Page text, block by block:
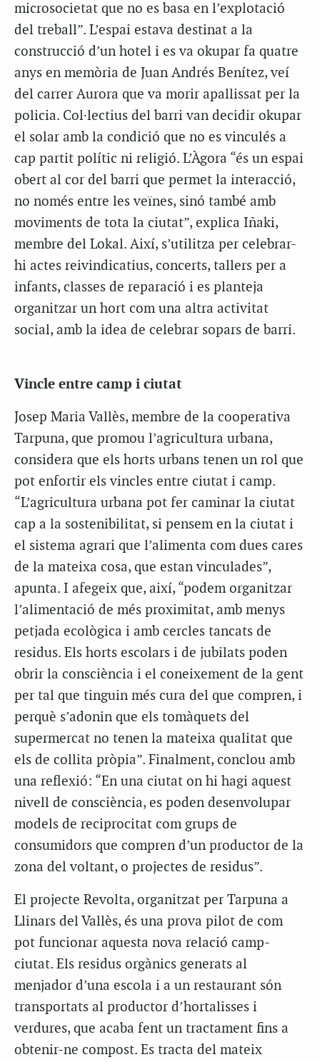
microsocietat que no es basa en l’explotació
del treball”. L’espai estava destinat a la
construcció d’un hotel i es va okupar fa quatre
anys en memòria de Juan Andrés Benítez, veí
del carrer Aurora que va morir apallissat per la
policia. Col·lectius del barri van decidir okupar
el solar amb la condició que no es vinculés a
cap partit polític ni religió. L’Àgora “és un espai
obert al cor del barri que permet la interacció,
no només entre les veïnes, sinó també amb
moviments de tota la ciutat”, explica Iñaki,
membre del Lokal. Així, s’utilitza per celebrar-
hi actes reivindicatius, concerts, tallers per a
infants, classes de reparació i es planteja
organitzar un hort com una altra activitat
social, amb la idea de celebrar sopars de barri.
Vincle entre camp i ciutat
Josep Maria Vallès, membre de la cooperativa
Tarpuna, que promou l’agricultura urbana,
considera que els horts urbans tenen un rol que
pot enfortir els vincles entre ciutat i camp.
“L’agricultura urbana pot fer caminar la ciutat
cap a la sostenibilitat, si pensem en la ciutat i
el sistema agrari que l’alimenta com dues cares
de la mateixa cosa, que estan vinculades”,
apunta. I afegeix que, així, “podem organitzar
l’alimentació de més proximitat, amb menys
petjada ecològica i amb cercles tancats de
residus. Els horts escolars i de jubilats poden
obrir la consciència i el coneixement de la gent
per tal que tinguin més cura del que compren, i
perquè s’adonin que els tomàquets del
supermercat no tenen la mateixa qualitat que
els de collita pròpia”. Finalment, conclou amb
una reflexió: “En una ciutat on hi hagi aquest
nivell de consciència, es poden desenvolupar
models de reciprocitat com grups de
consumidors que compren d’un productor de la
zona del voltant, o projectes de residus”.
El projecte Revolta, organitzat per Tarpuna a
Llinars del Vallès, és una prova pilot de com
pot funcionar aquesta nova relació camp-
ciutat. Els residus orgànics generats al
menjador d’una escola i a un restaurant són
transportats al productor d’hortalisses i
verdures, que acaba fent un tractament fins a
obtenir-ne compost. Es tracta del mateix